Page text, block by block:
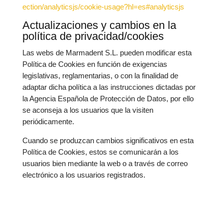
ection/analyticsjs/cookie-usage?hl=es#analyticsjs
Actualizaciones y cambios en la
política de privacidad/cookies
Las webs de Marmadent S.L. pueden modificar esta
Política de Cookies en función de exigencias
legislativas, reglamentarias, o con la finalidad de
adaptar dicha política a las instrucciones dictadas por
la Agencia Española de Protección de Datos, por ello
se aconseja a los usuarios que la visiten
periódicamente.
Cuando se produzcan cambios significativos en esta
Política de Cookies, estos se comunicarán a los
usuarios bien mediante la web o a través de correo
electrónico a los usuarios registrados.